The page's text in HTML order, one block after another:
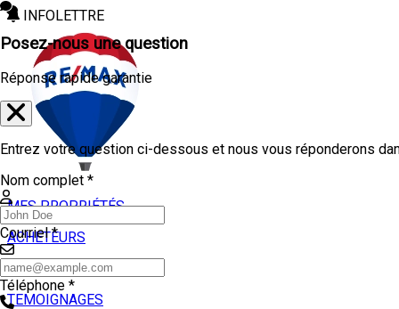
INFOLETTRE
MES PROPRIÉTÉS
ACHETEURS
VENDEURS
TEMOIGNAGES
Posez-nous une question
Réponse rapide garantie
Entrez votre question ci-dessous et nous vous réponderons
Nom complet *
Courriel *
Téléphone *